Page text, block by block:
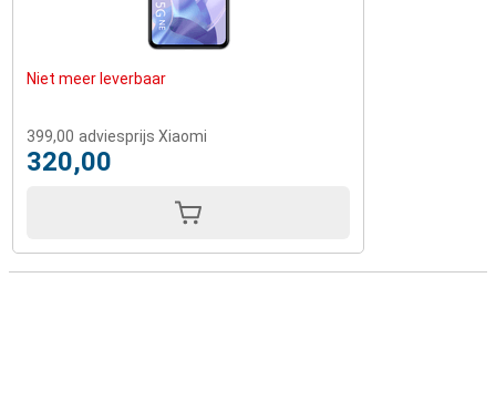
Niet meer leverbaar
399,00 adviesprijs Xiaomi
320,00